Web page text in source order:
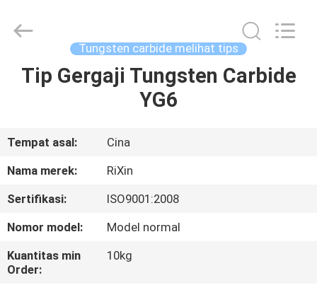
RUMAH
TENTANG
KITA
WISATA
PABRIK
Carbide
Reserved.
Tungsten carbide melihat tips
Tip Gergaji Tungsten Carbide
YG6
Tempat asal:
Cina
Nama merek:
RiXin
Sertifikasi:
ISO9001:2008
Nomor model:
Model normal
Kuantitas min
Order:
10kg